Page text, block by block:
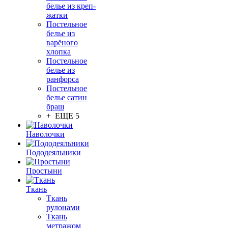
белье из креп-
жатки
Постельное
белье из
варёного
хлопка
Постельное
белье из
ранфорса
Постельное
белье сатин
браш
+ ЕЩЕ 5
Наволочки
Пододеяльники
Простыни
Ткань
Ткань
рулонами
Ткань
метражом